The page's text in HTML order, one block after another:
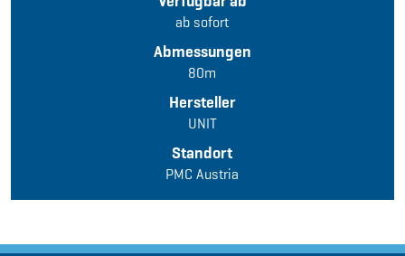
ab sofort
Abmessungen
80m
Hersteller
UNIT
Standort
PMC Austria